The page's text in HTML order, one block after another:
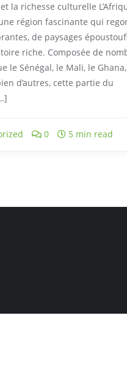
la richesse culturelle
région fascinante qui
de paysages
riche. Composée de
le Sénégal, le Mali, le
d’autres, cette partie du
0 5 min read